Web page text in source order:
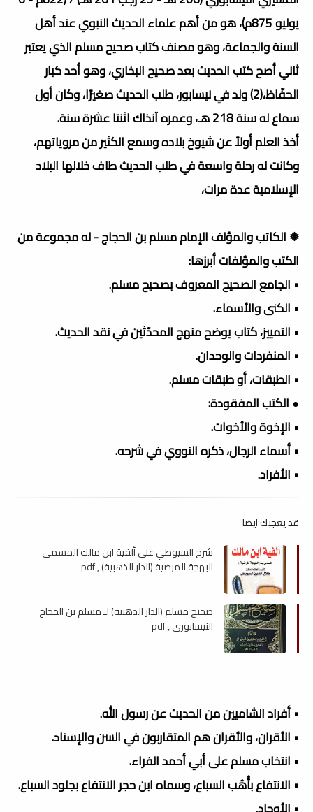
يوليو 875م)، هو من أهم علماء الحديث النبوي عند أهل
السنة والجماعة، وهو مصنف كتاب صحيح مسلم الذي يعتبر
ثاني أصح كتب الحديث بعد صحيح البخاري، وهو أحد كبار
الحفّاظ،(2) ولد في نيسابور، طلب الحديث صغيرًا، وكان أول
سماع له سنة 218 هـ، وعمره آنذاك اثنتا عشرة سنة.
أخذ العلم أولاً عن شيوخ بلاده وسمع الكثير من مروياتهم،
وكانت له رحلة واسعة في طلب الحديث طاف خلالها البلاد
الإسلامية عدة مرات،
❅ الكاتب والمؤلف الإمام مسلم بن الحجاج - له مجموعة من
الكتب والمؤلفات أبرزها:
• الجامع الصحيح المعروف بصحيح مسلم.
• الكنى والأسماء.
• التمييز، كتاب يوضح منهج المحدّثين في نقد الحديث.
• المنفردات والوحدان.
• الطبقات، أو طبقات مسلم.
● الكتب المفقودة:
• الإخوة والأخوات.
• أسماء الرجال، ذكره النووي في شرحه.
• الأفراد.
قد يعجبك ايضا
شرح السيوطي على ألفية ابن مالك المسمى
البهجة المرضية (الدار الذهبية) , pdf
صحيح مسلم (الدار الذهبية) لـ مسلم بن الحجاج
النيسابوري , pdf
• أفراد الشاميين من الحديث عن رسول الله.
• الأقران، والأقران هم المتقاربون في السن والإسناد.
• انتخاب مسلم على أبي أحمد الفراء.
• الانتفاع بأُهُب السباع، وسماه ابن حجر الانتفاع بجلود السباع.